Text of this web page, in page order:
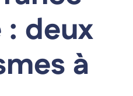
deux
à